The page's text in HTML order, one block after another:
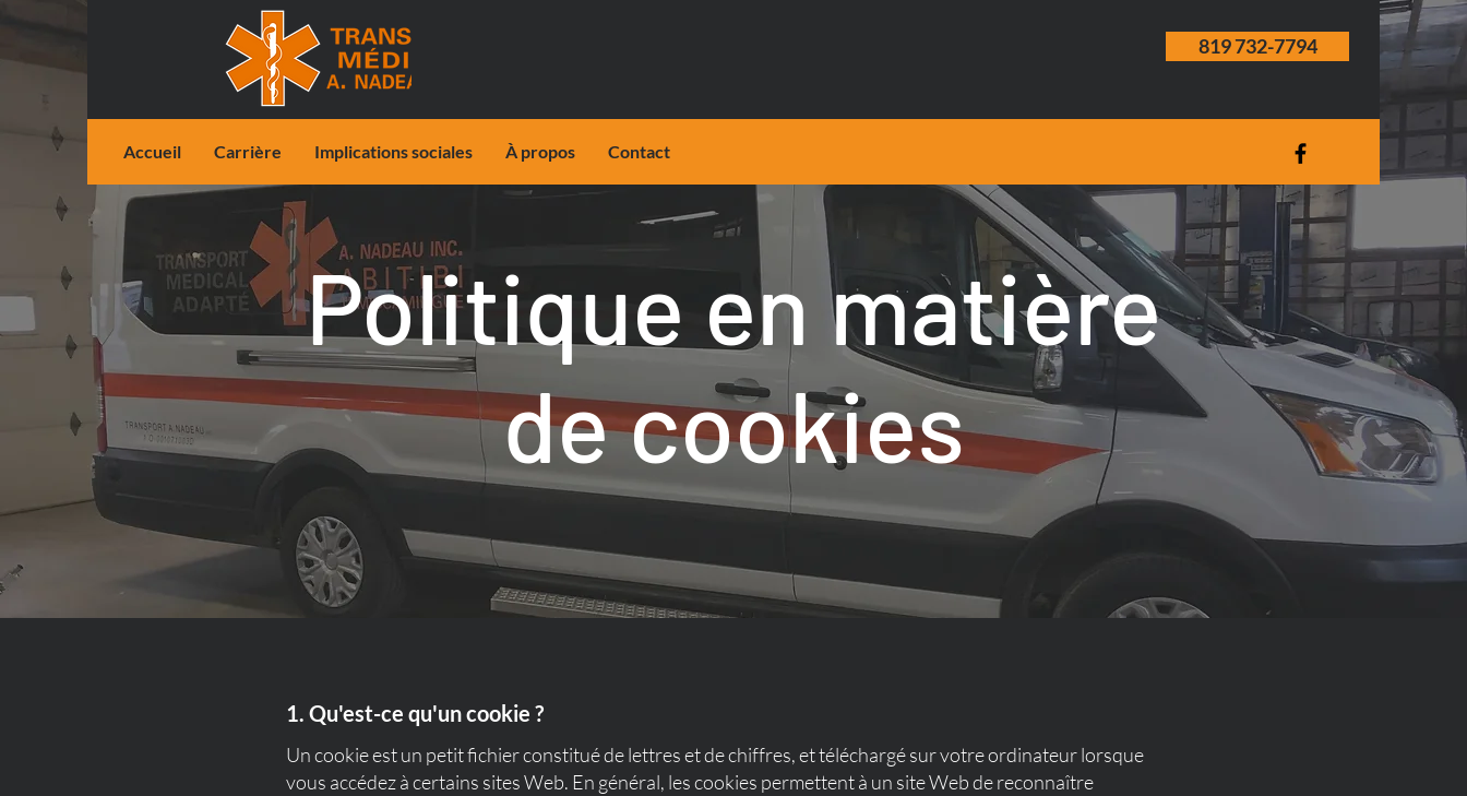
819 732-7794
Accueil Carrière Implications sociales À propos Contact
Politique en matière
de cookies
1. Qu'est-ce qu'un cookie ?
Un cookie est un petit fichier constitué de lettres et de chiffres, et téléchargé sur votre ordinateur lorsque
vous accédez à certains sites Web. En général, les cookies permettent à un site Web de reconnaître